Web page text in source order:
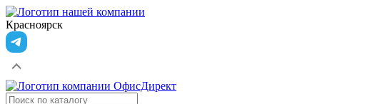
Красноярск